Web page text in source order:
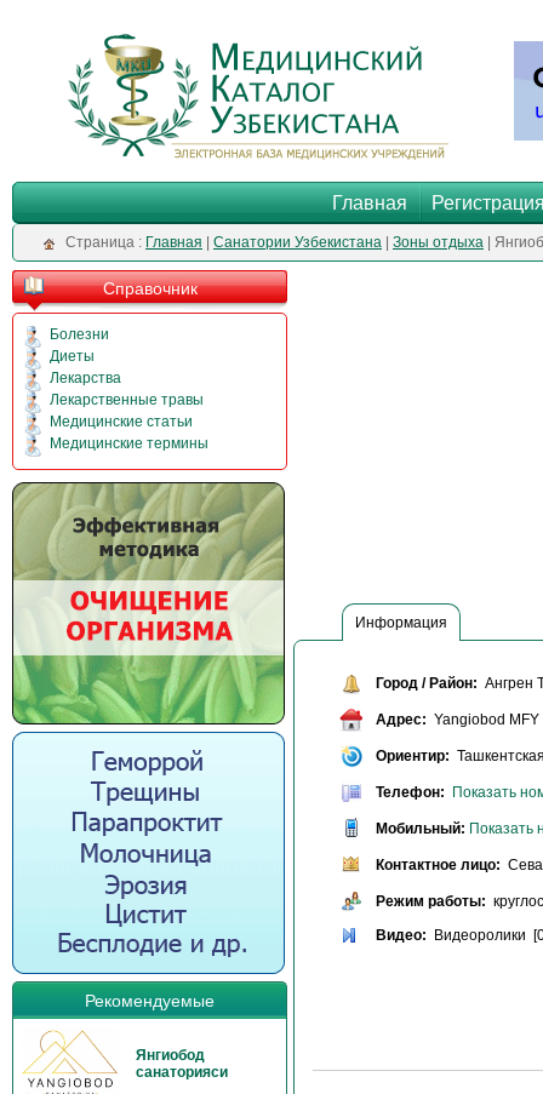
Главная
Cтраница : Главная Санатории Узбекистана Зоны отдыха |
Справочник
Болезни
Диеты
Лекарства
Лекарственные травы
Медицинские статьи
Медицинские термины
Рекомендуемые
Янгиобод
санаторияси
Информация
Город / Район: Ангрен
Адрес: Yangiobod MFY
Ориентир:
Телефон: Показать
Мобильный: Показать
Контактное лицо:
Режим работы:
Видео: Видеоролики